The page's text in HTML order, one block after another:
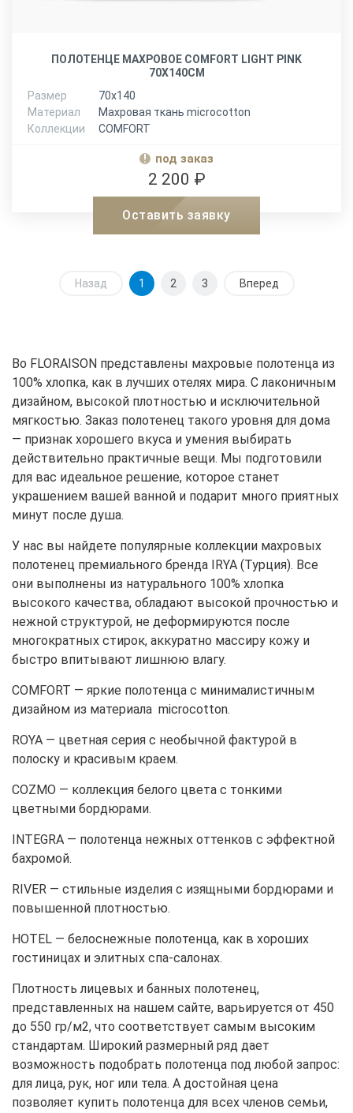
ПОЛОТЕНЦЕ МАХРОВОЕ COMFORT LIGHT PINK
70X140СМ
Размер
70х140
Материал
Махровая ткань microcotton
Коллекции
COMFORT
под заказ
2 200 ₽
Оставить заявку
Назад 1 2 3 Вперед
Во FLORAISON представлены махровые полотенца из
100% хлопка, как в лучших отелях мира. С лаконичным
дизайном, высокой плотностью и исключительной
мягкостью. Заказ полотенец такого уровня для дома
— признак хорошего вкуса и умения выбирать
действительно практичные вещи. Мы подготовили
для вас идеальное решение, которое станет
украшением вашей ванной и подарит много приятных
минут после душа.
У нас вы найдете популярные коллекции махровых
полотенец премиального бренда IRYA (Турция). Все
они выполнены из натурального 100% хлопка
высокого качества, обладают высокой прочностью и
нежной структурой, не деформируются после
многократных стирок, аккуратно массиру кожу и
быстро впитывают лишнюю влагу.
COMFORT — яркие полотенца с минималистичным
дизайном из материала microcotton.
ROYA — цветная серия с необычной фактурой в
полоску и красивым краем.
COZMO — коллекция белого цвета с тонкими
цветными бордюрами.
INTEGRA — полотенца нежных оттенков с эффектной
бахромой.
RIVER — стильные изделия с изящными бордюрами и
повышенной плотностью.
HOTEL — белоснежные полотенца, как в хороших
гостиницах и элитных спа-салонах.
Плотность лицевых и банных полотенец,
представленных на нашем сайте, варьируется от 450
до 550 гр/м2, что соответствует самым высоким
стандартам. Широкий размерный ряд дает
возможность подобрать полотенца под любой запрос:
для лица, рук, ног или тела. А достойная цена
позволяет купить полотенца для всех членов семьи,